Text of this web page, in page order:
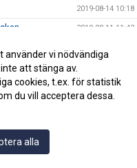
2019-08-14 10:18
2019-08-11 11:42
sig
2019-08-03 14:21
använder vi nödvändiga
att stänga av.
cookies, t.ex. för statistik
du vill acceptera dessa.
alla